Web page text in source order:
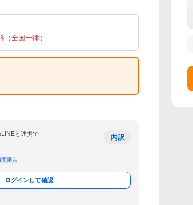
（全国一律）
と連携で
限定
内訳
ログインして確認